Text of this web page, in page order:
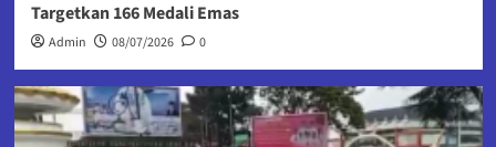
Targetkan 166 Medali Emas
Admin 08/07/2026 0